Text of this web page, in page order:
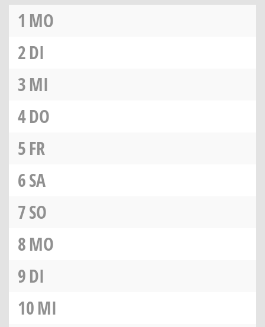
1 MO
2DI
3MI
4DO
5FR
6SA
7SO
8MO
9DI
10MI